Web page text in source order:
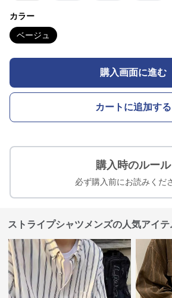
カラー
ベージュ
購入画面に進む
カートに追加する
購入時のルール
必ず購入前にお読みくだ
ストライプシャツメンズの人気アイテ